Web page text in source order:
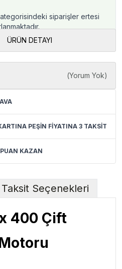
siparişler ertesi
ÜRÜN DETAYI
(Yorum Yok)
PEŞİN FİYATINA 3 TAKSİT
KAZAN
Taksit Seçenekleri
400 Çift